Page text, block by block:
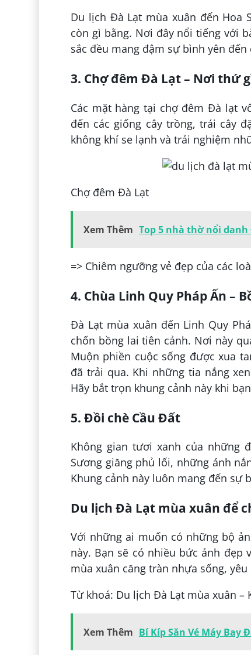
Du lịch Đà Lạt mùa xuân đến Hoa
còn gì bằng. Nơi đây nổi tiếng với
sắc đều mang đậm sự bình yên đến
3. Chợ đêm Đà Lạt – Nơi thứ
Các mặt hàng tại chợ đêm Đà lạt
đến các giống cây trồng, trái cây
không khí se lạnh và trải nghiệm
Chợ đêm Đà Lạt
Xem Thêm Top 5 nhà thờ nổi
=> Chiêm ngưỡng vẻ đẹp của các
4. Chùa Linh Quy Pháp Ấn –
Đà Lạt mùa xuân đến Linh Quy
chốn bồng lai tiên cảnh. Nơi này
Muộn phiền cuộc sống được xua
đã trải qua. Khi những tia nắng
Hãy bắt trọn khung cảnh này khi
5. Đồi chè Cầu Đất
Không gian tươi xanh của những
Sương giăng phủ lối, những ánh
Khung cảnh này luôn mang đến sự
Du lịch Đà Lạt mùa xuân để
Với những ai muốn có những bộ
này. Bạn sẽ có nhiều bức ảnh đẹp
mùa xuân căng tràn nhựa sống,
Từ khoá: Du lịch Đà Lạt mùa xuân
Xem Thêm Bí Kíp Săn Vé Máy Bay